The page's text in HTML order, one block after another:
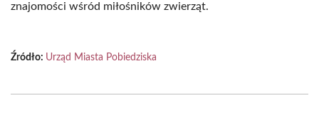
znajomości wśród miłośników zwierząt.
Źródło: Urząd Miasta Pobiedziska